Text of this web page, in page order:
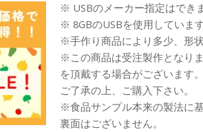
※ USBのメーカー指定はでき
※ 8GBのUSBを使用していま
※手作り商品により多少、形
※この商品は受注製作となり
を頂戴する場合がございます
ご了承の上、ご購入下さい。
※食品サンプル本来の製法に
裏面はございません。